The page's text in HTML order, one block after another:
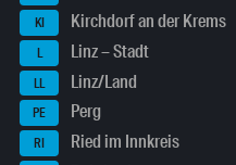
KI Kirchdorf an der Krems
L Linz – Stadt
LL Linz/Land
PE Perg
RI Ried im Innkreis